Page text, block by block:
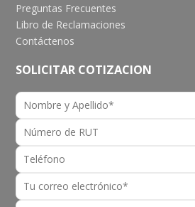
Preguntas Frecuentes
Libro de Reclamaciones
Contáctenos
SOLICITAR COTIZACION